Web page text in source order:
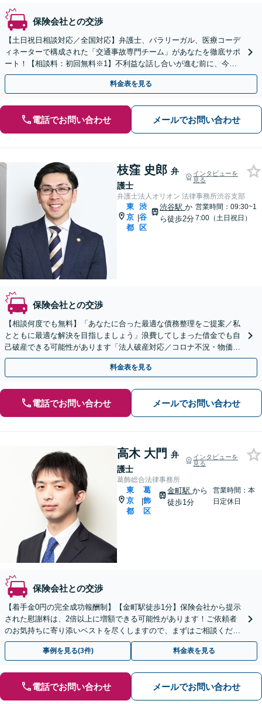
保険会社との交渉
【土日祝日相談対応／全国対応】弁護士、パラリーガル、医療コーデ
ィネーターで構成された「交通事故専門チーム」があなたを徹底サポ
ート！【相談料：初回無料※1】不利益な話し合いが進む前に、今す
ぐ相談！
料金表を見る
電話でお問い合わせ メールでお問い合わせ
枝窪 史郎 弁
護士
インタビューを
見る
弁護士法人オリオン 法律事務所渋谷支部
東
京
都
|
渋
谷
区
渋谷駅か
ら徒歩2分
営業時間：09:30~1
7:00（土日祝日）
保険会社との交渉
【相談何度でも無料】「あなたに合った最適な債務整理をご提案／私
とともに最適な解決を目指しましょう」浪費してしまった借金でも自
己破産できる可能性があります「法人破産対応／コロナ不況・物価高
騰に苦しむ企業さまを救済」【秘密厳守・完全個室対応】
料金表を見る
電話でお問い合わせ メールでお問い合わせ
高木 大門 弁
護士
インタビューを
見る
葛飾総合法律事務所
東
京
都
|
葛
飾
区
金町駅から
徒歩1分
営業時間：本
日定休日
保険会社との交渉
【着手金0円の完全成功報酬制】【金町駅徒歩1分】保険会社から提示
された慰謝料は、2倍以上に増額できる可能性があります！ご依頼者
のお気持ちに寄り添いベストを尽くしますので、まずはご相談くださ
い【初回面談30分無料】【弁護士特約利用で実質0円】
事例を見る(3件) 料金表を見る
電話でお問い合わせ メールでお問い合わせ